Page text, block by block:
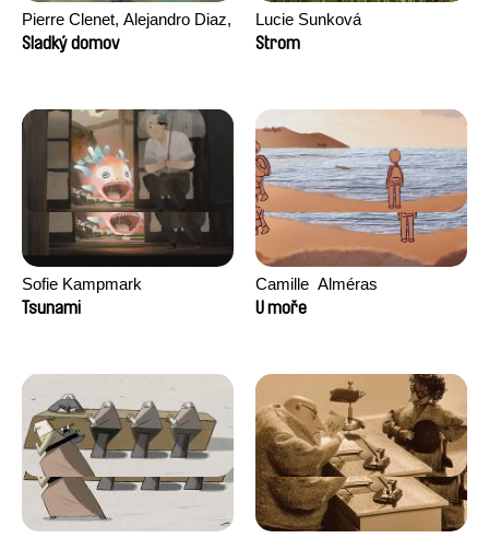
Pierre Clenet, Alejandro Diaz,
Romain Mazevet, Stéphane
Sladký domov
Lucie Sunková
Strom
Sofie Kampmark
Tsunami
Camille​ ​ ​Alméras
U moře